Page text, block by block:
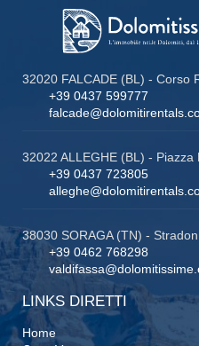
32020 FALCADE (BL) - Corso
+39 0437 599777
32022 ALLEGHE (BL) - Piazza
+39 0437 723805
38030 SORAGA (TN) -
+39 0462 768298
LINKS DIRETTI
Home